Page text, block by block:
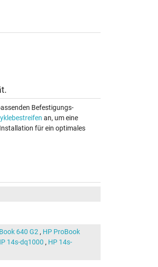
Befestigungs-
an, um eine
für ein optimales
640 G2 , HP ProBook
14s-dq1000 , HP 14s-